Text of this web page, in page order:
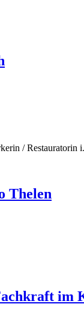
/ Restauratorin
Thelen
im